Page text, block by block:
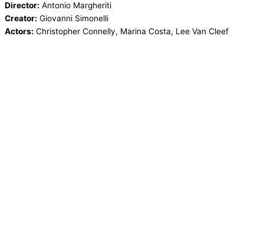
Director: Antonio Margheriti
Creator: Giovanni Simonelli
Actors: Christopher Connelly, Marina Costa, Lee Van Cleef